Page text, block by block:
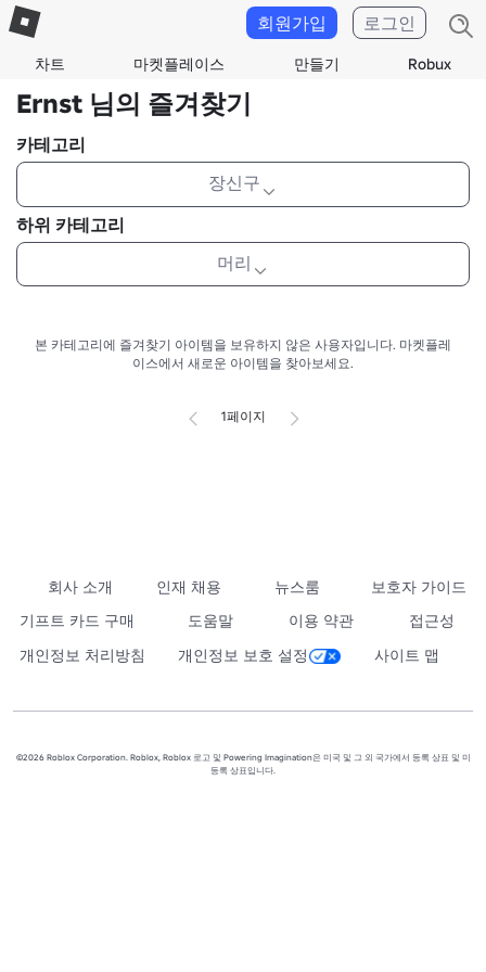
차트 마켓플레이스 만들기 Robux
회원가입 로그인
Ernst 님의 즐겨찾기
카테고리
장신구
하위 카테고리
머리
본 카테고리에 즐겨찾기 아이템을 보유하지 않은 사용자입니다. 마켓플레
이스에서 새로운 아이템을 찾아보세요.
1페이지
회사 소개 인재 채용 뉴스룸
보호자 가이드
기프트 카드 구매
도움말 이용 약관
접근성
개인정보 처리방침
개인정보 보호 설정 사이트 맵
©2026 Roblox Corporation. Roblox, Roblox 로고 및 Powering Imagination은 미국 및 그 외 국가에서 등록 상표 및 미
등록 상표입니다.